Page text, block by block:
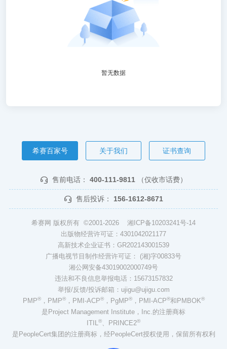
暂无数据
希赛百家号 关于我们 证书查询
售前电话： 400-111-9811 （仅收市话费）
售后投诉： 156-1612-8671
希赛网 版权所有 ©2001-2026 湘ICP备10203241号-14
出版物经营许可证：4301042021177
高新技术企业证书：GR202143001539
广播电视节目制作经营许可证： (湘)字00833号
湘公网安备43019002000749号
违法和不良信息举报电话：15673157832
举报/反馈/投诉邮箱：ujigu@ujigu.com
PMP®，PMP®，PMI-ACP®，PgMP®，PMI-ACP®和PMBOK®
是Project Management Institute，Inc.的注册商标
ITIL®、PRINCE2®
是PeopleCert集团的注册商标，经PeopleCert授权使用，保留所有权利